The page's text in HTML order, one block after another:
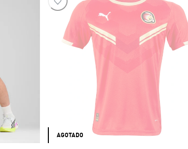
AGOTADO